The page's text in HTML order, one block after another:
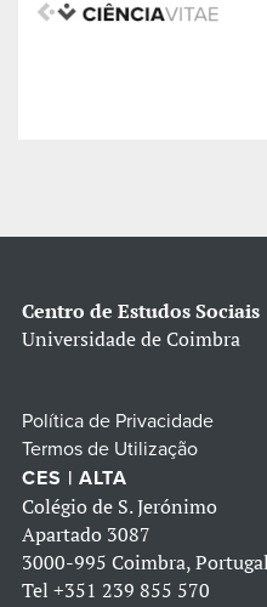
Centro de Estudos Sociais
Universidade de Coimbra
Política de Privacidade
Termos de Utilização
CES | ALTA
Colégio de S. Jerónimo
Apartado 3087
3000-995 Coimbra, Portugal
Tel +351 239 855 570